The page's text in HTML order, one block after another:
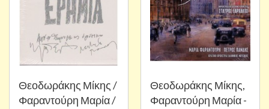
Θεοδωράκης Μίκης /
Φαραντούρη Μαρία /
Θεοδωράκης Μίκης,
Φαραντούρη Μαρία -